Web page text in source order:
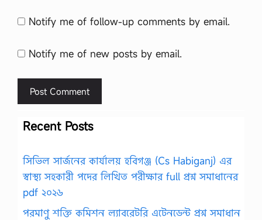
Notify me of follow-up comments by email.
Notify me of new posts by email.
Recent Posts
সিভিল সার্জনের কার্যালয় হবিগঞ্জ (Cs Habiganj) এর
স্বাস্থ্য সহকারী পদের লিখিত পরীক্ষার full প্রশ্ন সমাধানের
pdf ২০২৬
পরমাণু শক্তি কমিশন ল্যাবরেটরি এটেনডেন্ট প্রশ্ন সমাধান